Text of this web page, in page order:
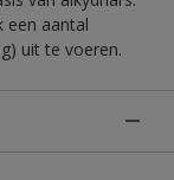
een aantal
uit te voeren.